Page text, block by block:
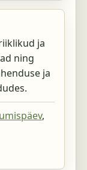
ja
ning
ja
,